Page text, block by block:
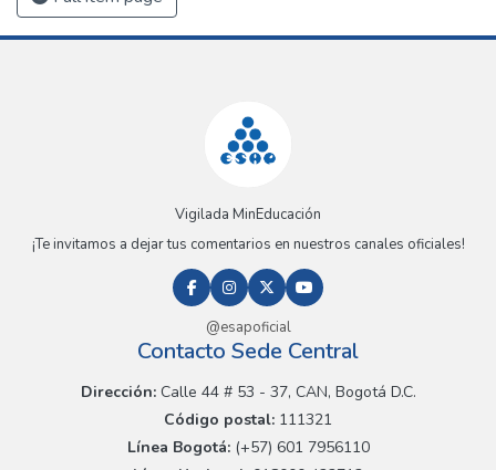
Vigilada MinEducación
¡Te invitamos a dejar tus comentarios en nuestros canales oficiales!
@esapoficial
Contacto Sede Central
Dirección:Calle 44 # 53 - 37, CAN, Bogotá D.C.
Código postal: 111321
Línea Bogotá:(+57) 601 7956110